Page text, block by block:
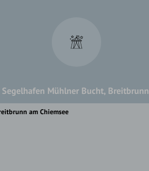
Segelhafen Mühlner Bucht, Breitbrunn
am Chiemsee